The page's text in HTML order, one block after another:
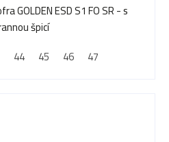
GOLDEN ESD S1 FO SR - s
špicí
44 45 46 47